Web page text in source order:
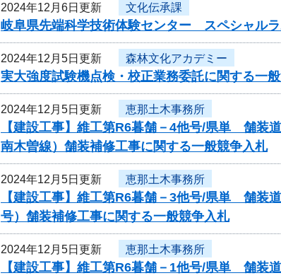
2024年12月6日更新 文化伝承課
岐阜県先端科学技術体験センター スペシャル
2024年12月5日更新 森林文化アカデミー
実大強度試験機点検・校正業務委託に関する一
2024年12月5日更新 恵那土木事務所
【建設工事】維工第R6暮舗－4他号/県単 舗装
南木曽線）舗装補修工事に関する一般競争入札
2024年12月5日更新 恵那土木事務所
【建設工事】維工第R6暮舗－3他号/県単 舗装
号）舗装補修工事に関する一般競争入札
2024年12月5日更新 恵那土木事務所
【建設工事】維工第R6暮舗－1他号/県単 舗装